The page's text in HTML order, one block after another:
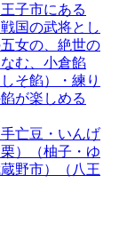
子市にある
国の武将とし
女の、絶世の
む、小倉餡
そ餡）・練り
が楽しめる
亡豆・いんげ
）（柚子・ゆ
野市）（八王